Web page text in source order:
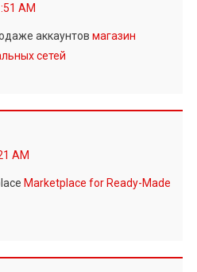
AM
аккаунтов магазин
сетей
AM
Marketplace for Ready-Made